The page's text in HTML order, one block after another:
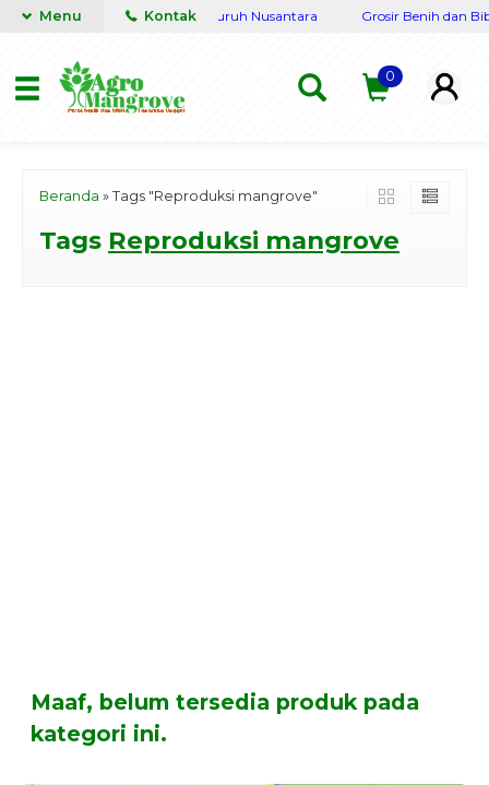
Terpercaya siap kirim seluruh Nusantara Grosir Benih dan
Menu Kontak
0
Beranda » Tags "Reproduksi mangrove"
Tags Reproduksi mangrove
Maaf, belum tersedia produk pada
kategori ini.